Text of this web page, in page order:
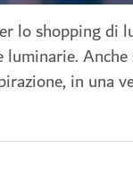
lo shopping di
in una